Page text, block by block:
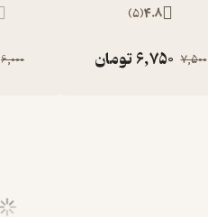
4.8
(
5
)
7,500
6,750تومان 6,000